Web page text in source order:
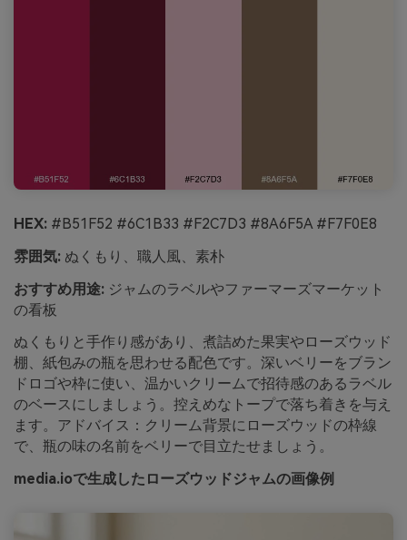
HEX: #B51F52 #6C1B33 #F2C7D3 #8A6F5A #F7F0E8
雰囲気: ぬくもり、職人風、素朴
おすすめ用途: ジャムのラベルやファーマーズマーケット
の看板
ぬくもりと手作り感があり、煮詰めた果実やローズウッド
棚、紙包みの瓶を思わせる配色です。深いベリーをブラン
ドロゴや枠に使い、温かいクリームで招待感のあるラベル
のベースにしましょう。控えめなトープで落ち着きを与え
ます。アドバイス：クリーム背景にローズウッドの枠線
で、瓶の味の名前をベリーで目立たせましょう。
media.ioで生成したローズウッドジャムの画像例